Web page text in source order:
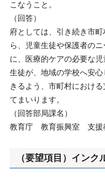
こなうこと。
（回答）
府としては、引き続き市
ら、児童生徒や保護者の
に、医療的ケアの必要な
生徒が、地域の学校へ安
きるよう、市町村におけ
てまいります。
（回答部局課名）
教育庁 教育振興室 支援
（要望項目）インク